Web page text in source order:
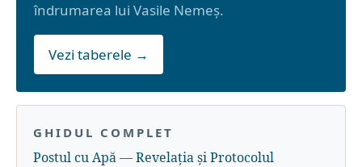
îndrumarea lui Vasile Nemeș.
Vezi taberele →
GHIDUL COMPLET
Postul cu Apă — Revelația și Protocolul